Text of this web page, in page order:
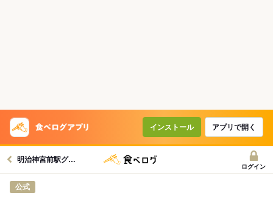
インストール アプリで開く
明治神宮前駅グルメへ
ログイン
公式